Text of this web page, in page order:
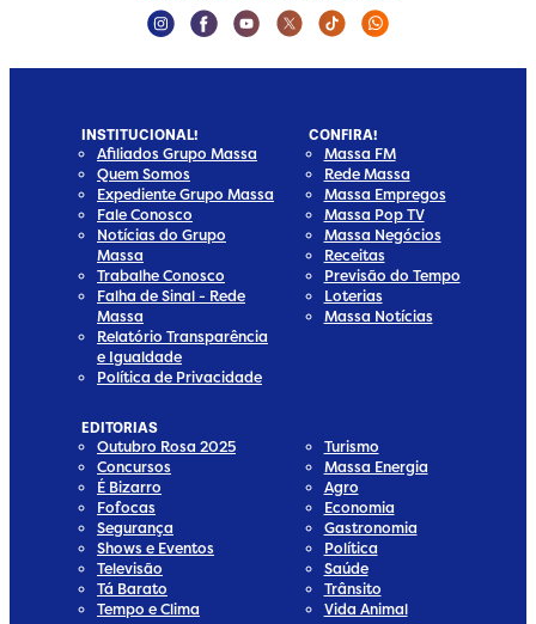
Instagram Social Media
Facebook Social Media
Youtube Social Media
Twitter Social Media
Tiktok Social Media
Whatsapp
INSTITUCIONAL!
Afiliados Grupo Massa
Quem Somos
Expediente Grupo Massa
Fale Conosco
Notícias do Grupo
Massa
Trabalhe Conosco
Falha de Sinal - Rede
Massa
Relatório Transparência
e Igualdade
Política de Privacidade
CONFIRA!
Massa FM
Rede Massa
Massa Empregos
Massa Pop TV
Massa Negócios
Receitas
Previsão do Tempo
Loterias
Massa Notícias
EDITORIAS
Outubro Rosa 2025
Concursos
É Bizarro
Fofocas
Segurança
Shows e Eventos
Televisão
Tá Barato
Tempo e Clima
Turismo
Massa Energia
Agro
Economia
Gastronomia
Política
Saúde
Trânsito
Vida Animal